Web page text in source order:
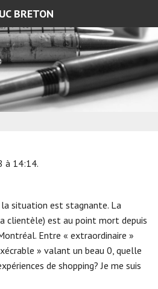
BRETON
à 14:14.
situation est stagnante. La
clientèle) est au point mort depuis
Entre « extraordinaire »
» valant un beau 0, quelle
de shopping? Je me suis